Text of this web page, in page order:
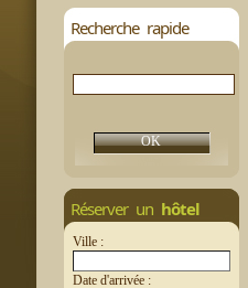
Recherche rapide
Réserver un hôtel
Ville :
Date d'arrivée :